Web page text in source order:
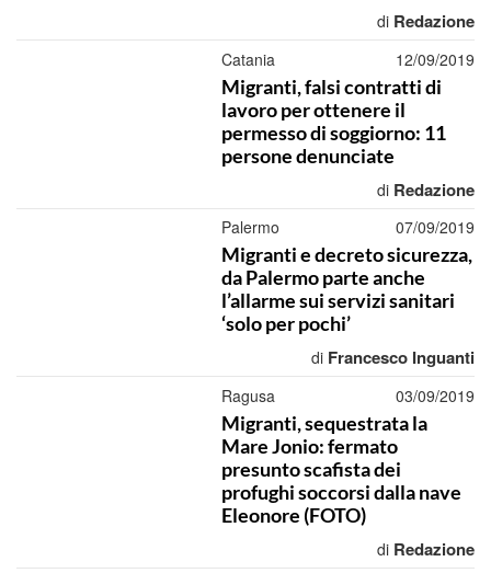
di Redazione
Catania 12/09/2019
Migranti, falsi contratti di
lavoro per ottenere il
permesso di soggiorno: 11
persone denunciate
di Redazione
Palermo 07/09/2019
Migranti e decreto sicurezza,
da Palermo parte anche
l’allarme sui servizi sanitari
‘solo per pochi’
di Francesco Inguanti
Ragusa 03/09/2019
Migranti, sequestrata la
Mare Jonio: fermato
presunto scafista dei
profughi soccorsi dalla nave
Eleonore (FOTO)
di Redazione